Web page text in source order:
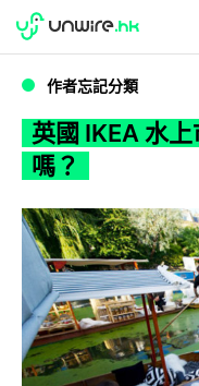
英國 IKEA
WWDC 2026
作者忘記分類
英國 IKEA 水
嗎？